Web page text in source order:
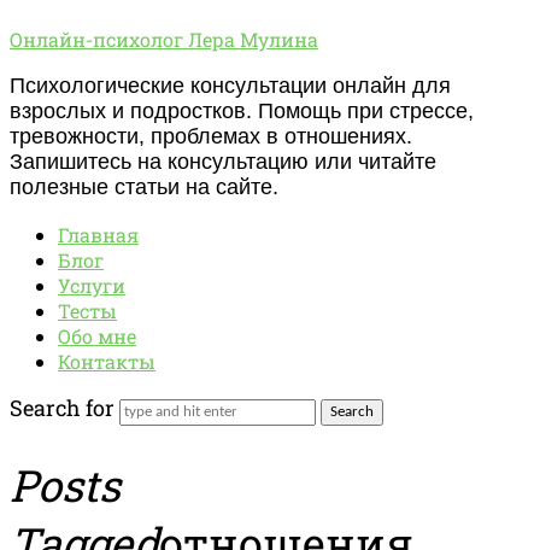
Онлайн-
Лера
Мулина
Онлайн-психолог Лера Мулина
Психологические консультации онлайн для
взрослых и подростков. Помощь при стрессе,
тревожности, проблемах в отношениях.
Запишитесь на консультацию или читайте
полезные статьи на сайте.
Главная
Блог
Услуги
Тесты
Обо мне
Контакты
Search for
Posts